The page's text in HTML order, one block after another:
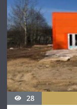
28